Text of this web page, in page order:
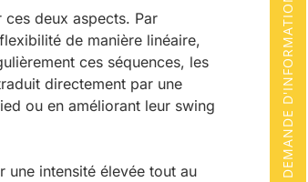
ces deux aspects. Par
de manière linéaire,
ces séquences, les
directement par une
ou en améliorant leur swing
une intensité élevée tout au
DEMANDE D'INFORMATIONS